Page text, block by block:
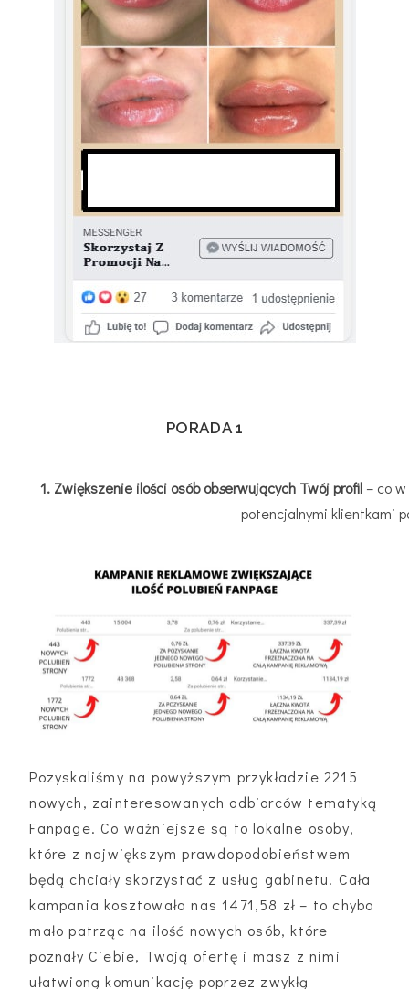
PORADA 1
1. Zwiększenie ilości osób obserwujących Twój profil– co w
potencjalnymi klientkami
Pozyskaliśmy na powyższym przykładzie 2215
nowych, zainteresowanych odbiorców tematyką
Fanpage. Co ważniejsze są to lokalne osoby,
które z największym prawdopodobieństwem
będą chciały skorzystać z usług gabinetu. Cała
kampania kosztowała nas 1471,58 zł – to chyba
mało patrząc na ilość nowych osób, które
poznały Ciebie, Twoją ofertę i masz z nimi
ułatwioną komunikację poprzez zwykłą